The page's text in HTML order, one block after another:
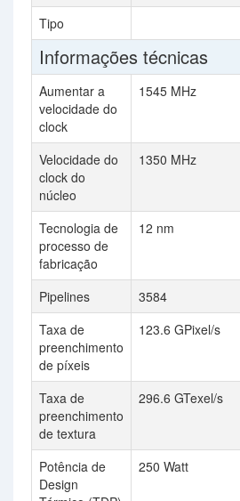
Tipo
Informações técnicas
Aumentar a
velocidade do
clock
1545 MHz
Velocidade do
clock do
núcleo
1350 MHz
Tecnologia de
processo de
fabricação
12 nm
Pipelines 3584
Taxa de
preenchimento
de píxeis
123.6 GPixel/s
Taxa de
preenchimento
de textura
296.6 GTexel/s
Potência de
Design
250 Watt